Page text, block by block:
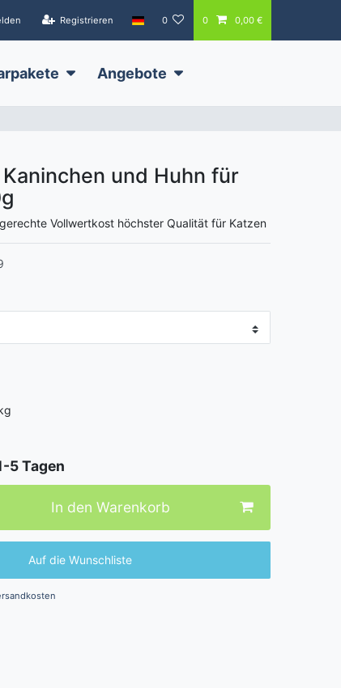
Registrieren 0 0 0,00 €
Angebote
und Huhn für
Vollwertkost höchster Qualität für Katzen
5 Tagen
In den Warenkorb
Auf die Wunschliste